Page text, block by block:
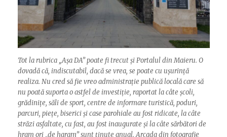
Tot la rubrica „Așa DA” poate fi trecut și Portalul din Maieru. O
dovadă că, indiscutabil, dacă se vrea, se poate cu ușurință
realiza. Nu cred să fie vreo administrație publică locală care să
nu poată suporta o astfel de investiție, raportat la câte școli,
grădinițe, săli de sport, centre de informare turistică, poduri,
parcuri, piețe, biserici și case parohiale au fost ridicate, la câte
străzi asfaltate, cu fast, au fost inaugurate și la câte sărbători de
hram ori „de haram” sunt ținute anual. Arcada din fotografie